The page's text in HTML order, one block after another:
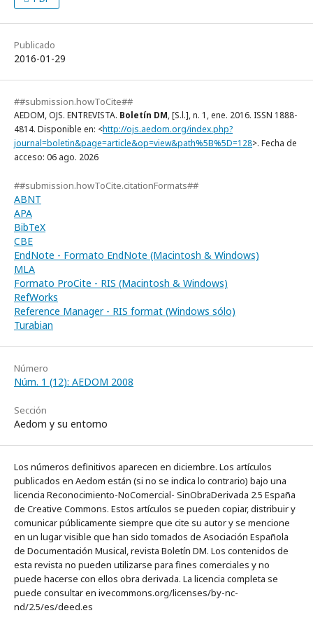
Publicado
2016-01-29
##submission.howToCite##
AEDOM, OJS. ENTREVISTA. Boletín DM, [S.l.], n. 1, ene. 2016. ISSN 1888-
4814. Disponible en: <http://ojs.aedom.org/index.php?
journal=boletin&page=article&op=view&path%5B%5D=128>. Fecha de
acceso: 06 ago. 2026
##submission.howToCite.citationFormats##
ABNT
APA
BibTeX
CBE
EndNote - Formato EndNote (Macintosh & Windows)
MLA
Formato ProCite - RIS (Macintosh & Windows)
RefWorks
Reference Manager - RIS format (Windows sólo)
Turabian
Número
Núm. 1 (12): AEDOM 2008
Sección
Aedom y su entorno
Los números definitivos aparecen en diciembre. Los artículos
publicados en Aedom están (si no se indica lo contrario) bajo una
licencia Reconocimiento-NoComercial- SinObraDerivada 2.5 España
de Creative Commons. Estos artículos se pueden copiar, distribuir y
comunicar públicamente siempre que cite su autor y se mencione
en un lugar visible que han sido tomados de Asociación Española
de Documentación Musical, revista Boletín DM. Los contenidos de
esta revista no pueden utilizarse para fines comerciales y no
puede hacerse con ellos obra derivada. La licencia completa se
puede consultar en ivecommons.org/licenses/by-nc-
nd/2.5/es/deed.es